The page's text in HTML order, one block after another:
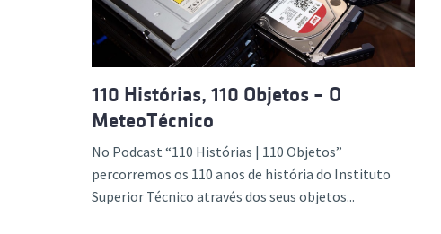
110 Histórias, 110 Objetos – O
MeteoTécnico
No Podcast “110 Histórias | 110 Objetos”
percorremos os 110 anos de história do Instituto
Superior Técnico através dos seus objetos...